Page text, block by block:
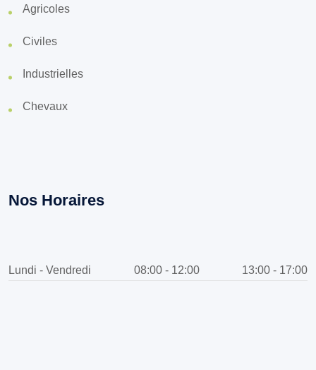
Agricoles
Civiles
Industrielles
Chevaux
Nos Horaires
Lundi - Vendredi 08:00 - 12:00 13:00 - 17:00